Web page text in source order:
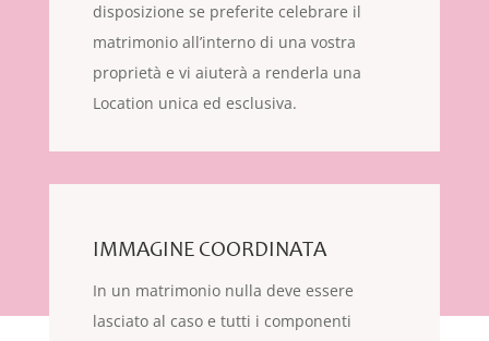
disposizione se preferite celebrare il
matrimonio all’interno di una vostra
proprietà e vi aiuterà a renderla una
Location unica ed esclusiva.
IMMAGINE COORDINATA
In un matrimonio nulla deve essere
lasciato al caso e tutti i componenti